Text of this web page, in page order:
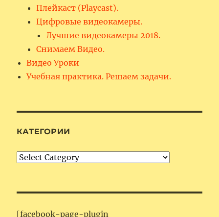
Плейкаст (Playcast).
Цифровые видеокамеры.
Лучшие видеокамеры 2018.
Снимаем Видео.
Видео Уроки
Учебная практика. Решаем задачи.
КАТЕГОРИИ
Категории
[facebook-page-plugin